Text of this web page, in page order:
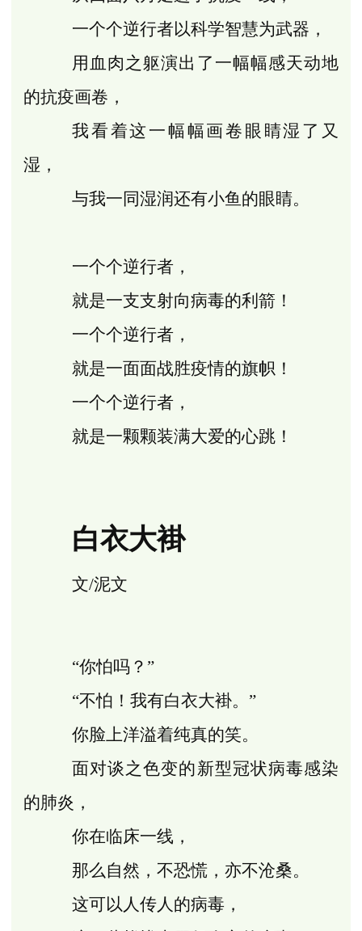
一个个逆行者以科学智慧为武器，
用血肉之躯演出了一幅幅感天动地
的抗疫画卷，
我看着这一幅幅画卷眼睛湿了又
湿，
与我一同湿润还有小鱼的眼睛。
一个个逆行者，
就是一支支射向病毒的利箭！
一个个逆行者，
就是一面面战胜疫情的旗帜！
一个个逆行者，
就是一颗颗装满大爱的心跳！
白衣大褂
文/泥文
“你怕吗？”
“不怕！我有白衣大褂。”
你脸上洋溢着纯真的笑。
面对谈之色变的新型冠状病毒感染
的肺炎，
你在临床一线，
那么自然，不恐慌，亦不沧桑。
这可以人传人的病毒，